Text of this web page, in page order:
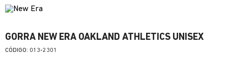
GORRA NEW ERA OAKLAND ATHLETICS UNISEX
: 013-2301